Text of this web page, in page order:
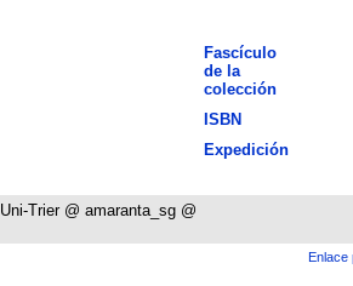
Fascículo
de la
colección
ISBN
Expedición
Uni-Trier @ amaranta_sg @
Enlace